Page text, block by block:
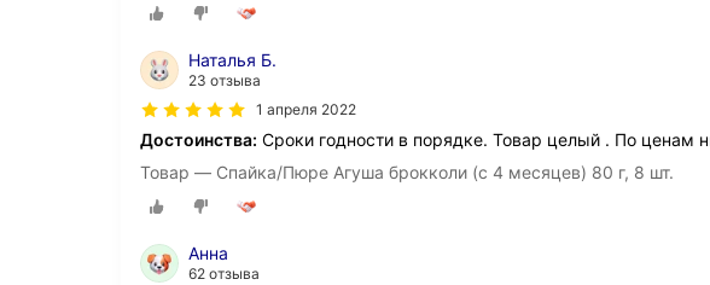
Наталья Б.
23 отзыва
1 апреля 2022
Достоинства: Сроки годности в порядке. Товар целый . По ценам
Товар — Спайка/Пюре Агуша брокколи (с 4 месяцев) 80 г, 8 шт.
Анна
62 отзыва